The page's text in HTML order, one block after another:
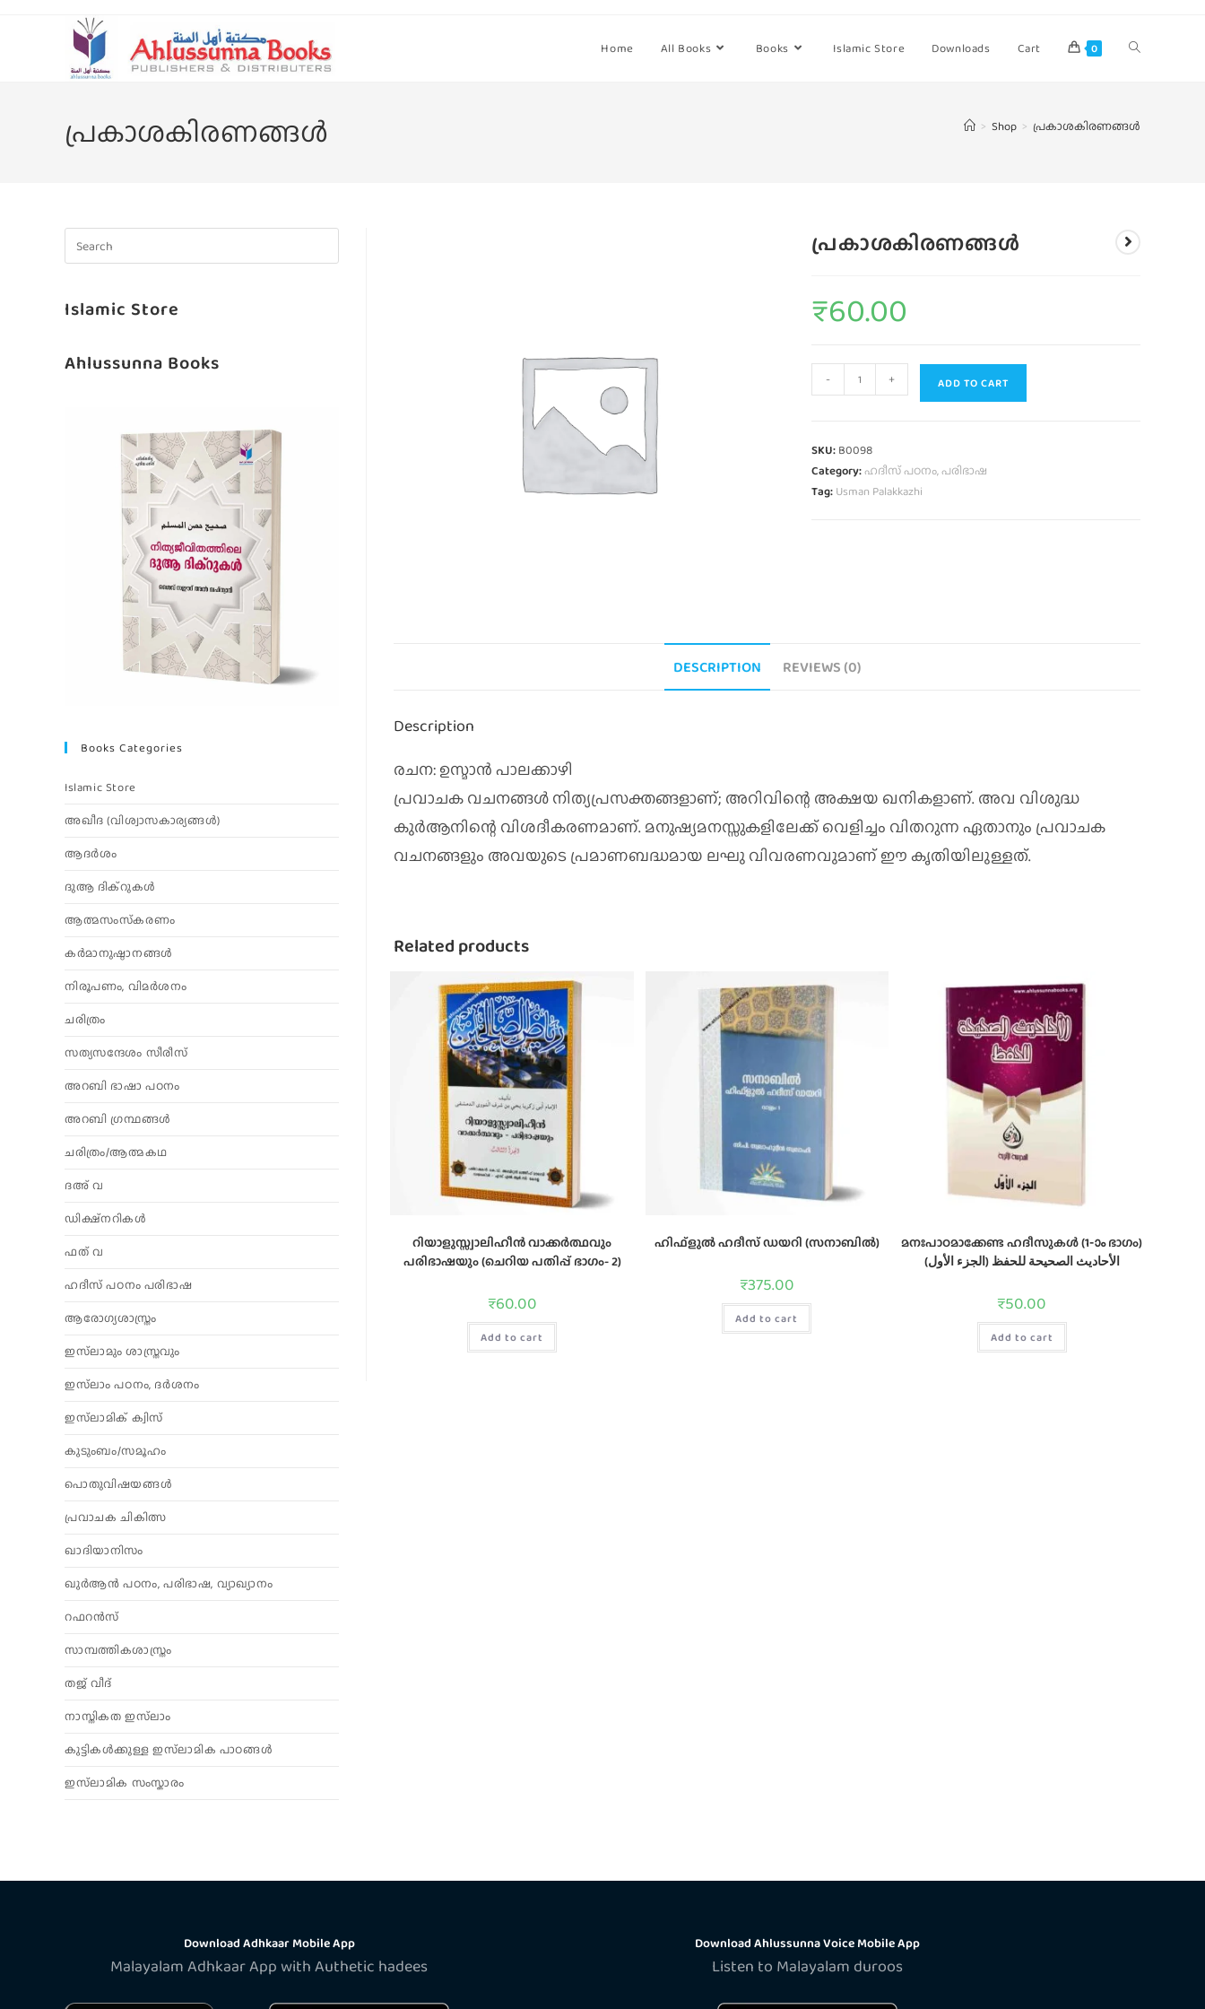
Home All Books Books Islamic Store Downloads Cart 0
പ്രകാശകിരണങ്ങള്‍ > Shop > പ്രകാശകിരണങ്ങള്‍
പ്രകാശകിരണങ്ങള്‍
₹60.00
- + ADD TO CART
SKU: B0098
Category:ഹദീസ് പഠനം, പരിഭാഷ
Tag: Usman Palakkazhi
DESCRIPTION REVIEWS (0)
Description
രചന: ഉസ്മാൻ പാലക്കാഴി
പ്രവാചക വചനങ്ങള്‍ നിത്യപ്രസക്തങ്ങളാണ്‌; അറിവിന്റെ അക്ഷയ ഖനികളാണ്‌. അവ വിശുദ്ധ
കുര്‍ആനിന്റെ വിശദീകരണമാണ്‌. മനുഷ്യമനസ്സുകളിലേക്ക്‌ വെളിച്ചം വിതറുന്ന ഏതാനും പ്രവാചക
വചനങ്ങളും അവയുടെ പ്രമാണബദ്ധമായ ലഘു വിവരണവുമാണ്‌ ഈ കൃതിയിലുള്ളത്‌.
Related products
റിയാളുസ്സ്വാലിഹീന്‍ വാക്കര്‍ത്ഥവും
പരിഭാഷയും (ചെറിയ പതിപ്പ് ഭാഗം- 2)
₹60.00
Add to cart
ഹിഫ്ളുൽ ഹദീസ് ഡയറി (സനാബിൽ)
₹375.00
Add to cart
മനഃപാഠമാക്കേണ്ട ഹദീസുകള്‍ (1-ാം ഭാഗം)
الأحاديث الصحيحة للحفظ (الجزء الأول)
₹50.00
Add to cart
Islamic Store
Ahlussunna Books
Books Categories
Islamic Store
അഖീദ (വിശ്വാസകാര്യങ്ങള്‍)
ആദര്‍ശം
ദുആ ദിക്റുകൾ
ആത്മസംസ്‌കരണം
കര്‍മാനുഷ്ഠാനങ്ങള്‍
നിരൂപണം, വിമര്‍ശനം
ചരിത്രം
സത്യസന്ദേശം സീരീസ്
അറബി ഭാഷാ പഠനം
അറബി ഗ്രന്ഥങ്ങൾ
ചരിത്രം/ആത്മകഥ
ദഅ് വ
ഡിക്ഷ്നറികൾ
ഫത് വ
ഹദീസ് പഠനം പരിഭാഷ
ആരോഗ്യശാസ്ത്രം
ഇസ്‌ലാമും ശാസ്ത്രവും
ഇസ്‌ലാം പഠനം, ദർശനം
ഇസ്‌ലാമിക് ക്വിസ്
കുടുംബം/സമൂഹം
പൊതുവിഷയങ്ങൾ
പ്രവാചക ചികിത്സ
ഖാദിയാനിസം
ഖുർആൻ പഠനം, പരിഭാഷ, വ്യാഖ്യാനം
റഫറൻസ്
സാമ്പത്തികശാസ്ത്രം
തജ് വീദ്
നാസ്തികത ഇസ്‌ലാം
കുട്ടികൾക്കുള്ള ഇസ്‌ലാമിക പാഠങ്ങൾ
ഇസ്‌ലാമിക സംസ്കാരം
Download Adhkaar Mobile App
Malayalam Adhkaar App with Authetic hadees
Download Ahlussunna Voice Mobile App
Listen to Malayalam duroos